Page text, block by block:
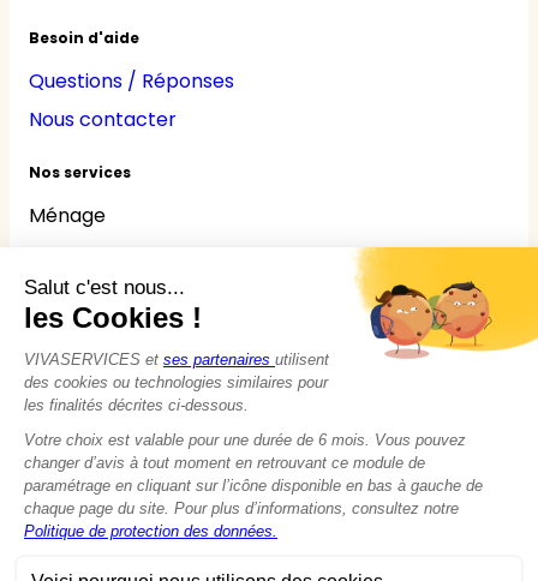
Besoin d'aide
Questions / Réponses
Nous contacter
Nos services
Ménage
Jardinage
Bricolage
Nounou
Seniors
Handicaps
© 2015 - 2026VIVASERVICES
Modifier vos préférences en matière de cookies